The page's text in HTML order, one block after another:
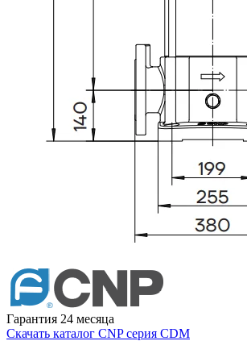
Гарантия 24 месяца
Скачать каталог CNP серия CDM